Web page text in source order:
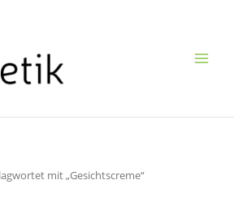
mit „Gesichtscreme“
Nach
Beliebtheit